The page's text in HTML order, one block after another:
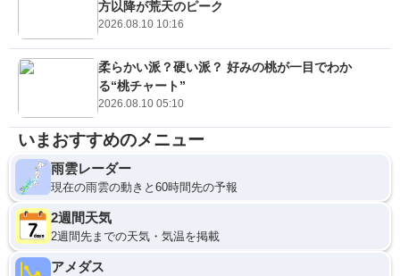
方以降が荒天のピーク
2026.08.10 10:16
柔らかい派？硬い派？ 好みの桃が一目でわか
る“桃チャート”
2026.08.10 05:10
いまおすすめのメニュー
雨雲レーダー
現在の雨雲の動きと60時間先の予報
2週間天気
2週間先までの天気・気温を掲載
アメダス